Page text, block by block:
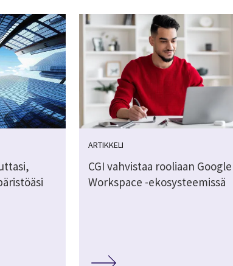
ARTIKKELI
CGI vahvistaa rooliaan Google
Workspace -ekosysteemissä